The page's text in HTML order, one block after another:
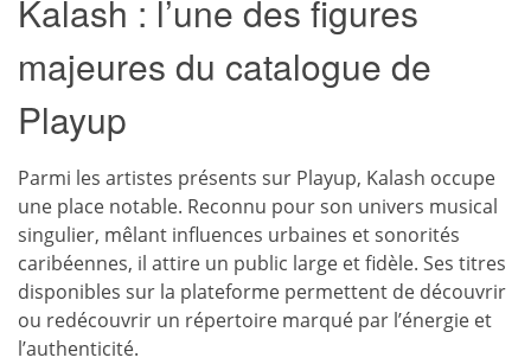
Kalash : l’une des figures
majeures du catalogue de
Playup
Parmi les artistes présents sur Playup, Kalash occupe
une place notable. Reconnu pour son univers musical
singulier, mêlant influences urbaines et sonorités
caribéennes, il attire un public large et fidèle. Ses titres
disponibles sur la plateforme permettent de découvrir
ou redécouvrir un répertoire marqué par l’énergie et
l’authenticité.